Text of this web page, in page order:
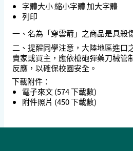
字體大小縮小字體加大字體
列印
一、名為「穿雲箭」之商品是具殺
二、提醒同學注意，大陸地區進口
賣家或買主，應依槍砲彈藥刀械管
反應，以確保校園安全。
下載附件：
電子來文 (574 下載數)
附件照片 (450 下載數)